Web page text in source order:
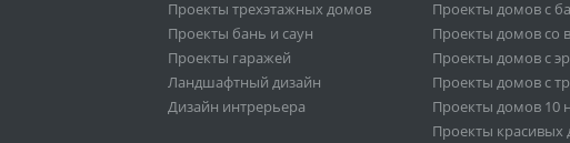
Проекты трехэтажных домов
Проекты бань и саун
Проекты гаражей
Ландшафтный дизайн
Дизайн интрерьера
Проекты домов с
Проекты домов со
Проекты домов с
Проекты домов с
Проекты домов 10
Проекты красивых